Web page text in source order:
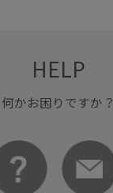
HELP
何かお困りですか？